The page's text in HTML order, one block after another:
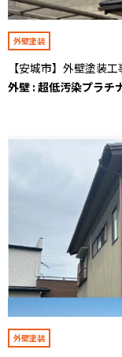
外壁塗装
【安城市】外壁塗装工
外壁 : 超低汚染プラチ
外壁塗装